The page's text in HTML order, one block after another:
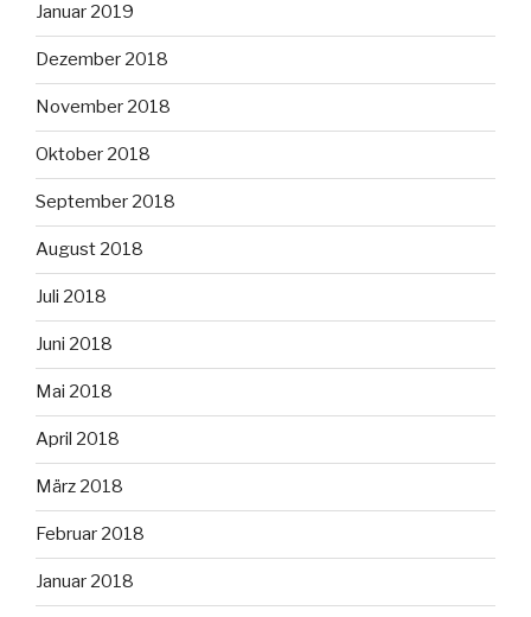
Januar 2019
Dezember 2018
November 2018
Oktober 2018
September 2018
August 2018
Juli 2018
Juni 2018
Mai 2018
April 2018
März 2018
Februar 2018
Januar 2018